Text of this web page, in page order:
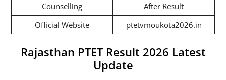
Counselling
After Result
Official Website
ptetvmoukota2026.in
Rajasthan PTET Result 2026 Latest
Update